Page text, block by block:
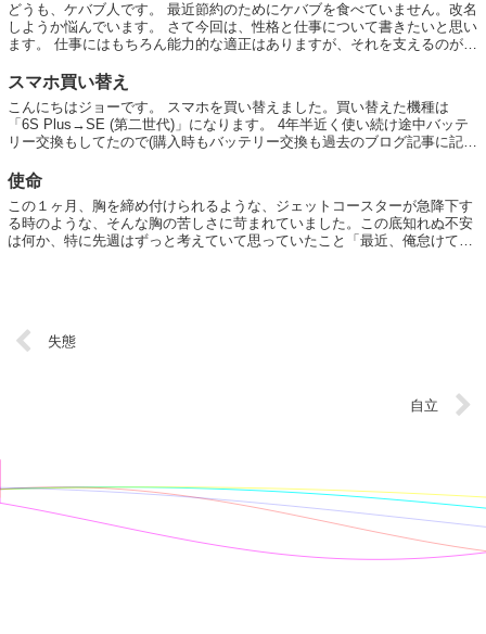
どうも、ケバブ人です。 最近節約のためにケバブを食べていません。改名
しようか悩んでいます。 さて今回は、性格と仕事について書きたいと思い
ます。 仕事にはもちろん能力的な適正はありますが、それを支えるのが性
スマホ買い替え
こんにちはジョーです。 スマホを買い替えました。買い替えた機種は
「6S Plus→SE (第二世代)」になります。 4年半近く使い続け途中バッテ
リー交換もしてたので(購入時もバッテリー交換も過去のブログ記事に記載
使命
この１ヶ月、胸を締め付けられるような、ジェットコースターが急降下す
る時のような、そんな胸の苦しさに苛まれていました。この底知れぬ不安
は何か、特に先週はずっと考えていて思っていたこと「最近、俺怠けてね
失態
自立